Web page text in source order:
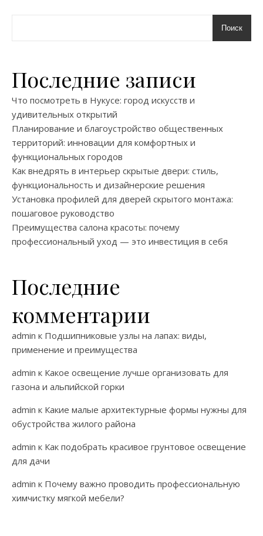
Поиск
Последние записи
Что посмотреть в Нукусе: город искусств и
удивительных открытий
Планирование и благоустройство общественных
территорий: инновации для комфортных и
функциональных городов
Как внедрять в интерьер скрытые двери: стиль,
функциональность и дизайнерские решения
Установка профилей для дверей скрытого монтажа:
пошаговое руководство
Преимущества салона красоты: почему
профессиональный уход — это инвестиция в себя
Последние
комментарии
admin к Подшипниковые узлы на лапах: виды,
применение и преимущества
admin к Какое освещение лучше организовать для
газона и альпийской горки
admin к Какие малые архитектурные формы нужны для
обустройства жилого района
admin к Как подобрать красивое грунтовое освещение
для дачи
admin к Почему важно проводить профессиональную
химчистку мягкой мебели?